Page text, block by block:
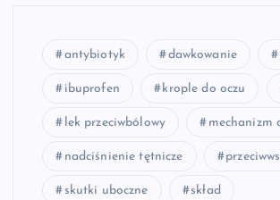
antybiotyk dawkowanie
ibuprofen krople do oczu
lek przeciwbólowy mechanizm
nadciśnienie tętnicze
skutki uboczne skład